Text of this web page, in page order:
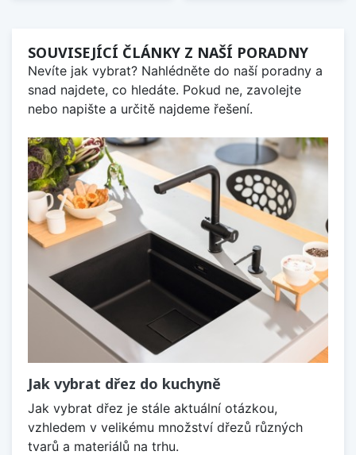
SOUVISEJÍCÍ ČLÁNKY Z NAŠÍ PORADNY
Nevíte jak vybrat? Nahlédněte do naší poradny a
snad najdete, co hledáte. Pokud ne, zavolejte
nebo napište a určitě najdeme řešení.
Jak vybrat dřez do kuchyně
Jak vybrat dřez je stále aktuální otázkou,
vzhledem v velikému množství dřezů různých
tvarů a materiálů na trhu.